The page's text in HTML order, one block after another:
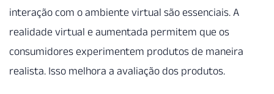
interação com o ambiente virtual são essenciais. A
realidade virtual e aumentada permitem que os
consumidores experimentem produtos de maneira
realista. Isso melhora a avaliação dos produtos.